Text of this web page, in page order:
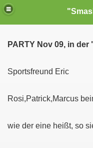
PARTY Nov 09, in
Sportsfreund Eric
Rosi,Patrick,Marcus
wie der eine heißt, so